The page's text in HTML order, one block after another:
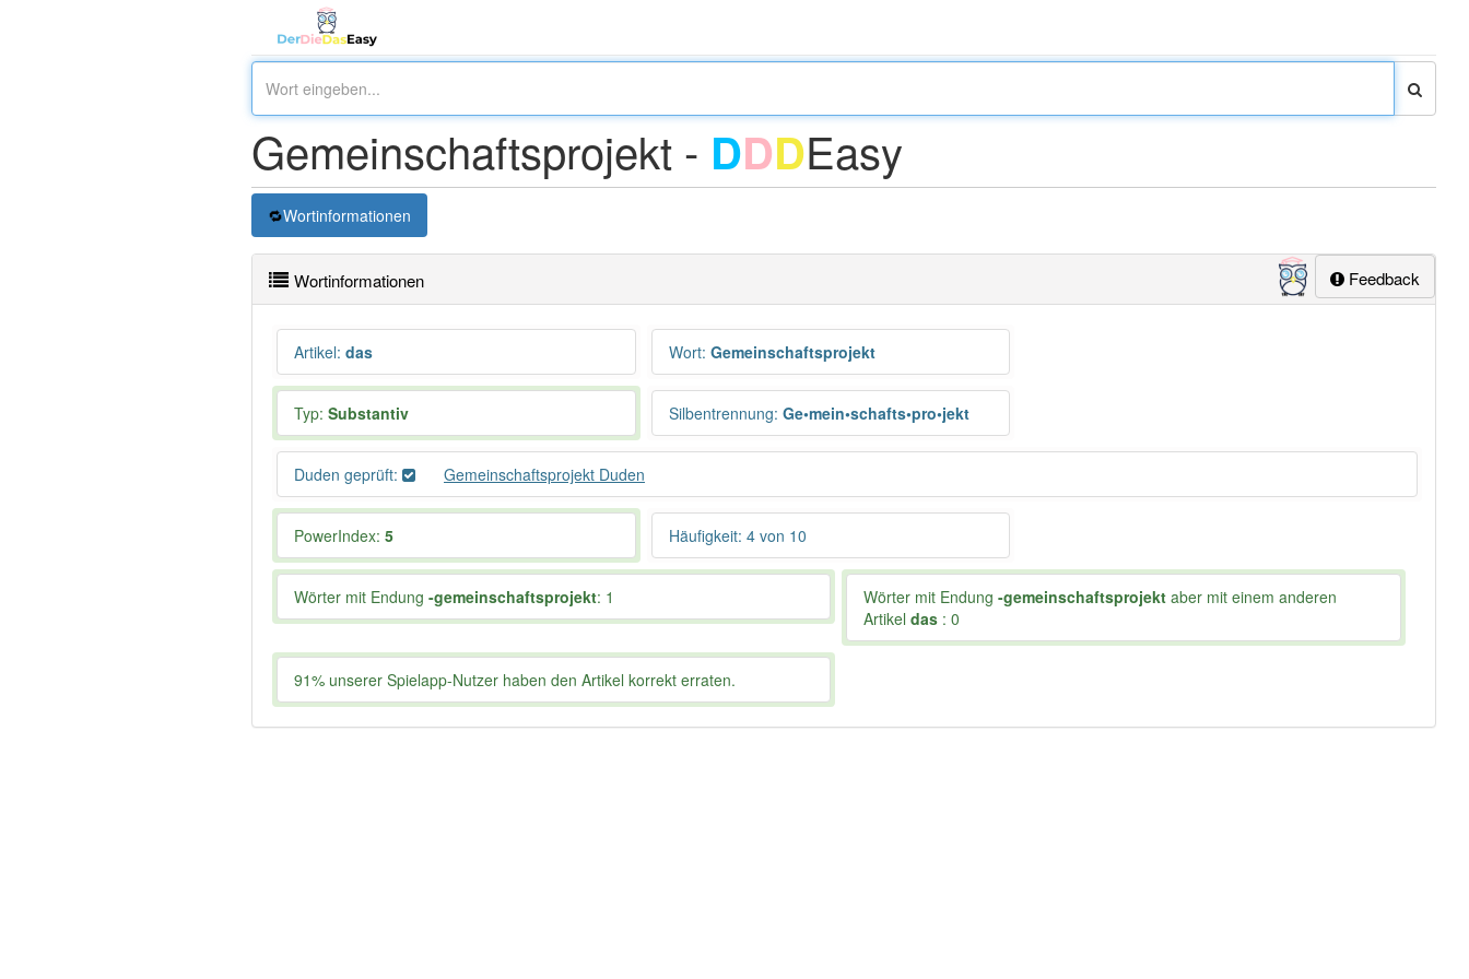
Gemeinschaftsprojekt - DDDEasy
Wortinformationen
Feedback
Wortinformationen
Artikel: das Wort: Gemeinschaftsprojekt
Typ: Substantiv Silbentrennung: Ge•mein•schafts•pro•jekt
Duden geprüft: Gemeinschaftsprojekt Duden
PowerIndex: 5 Häufigkeit: 4 von 10
Wörter mit Endung -gemeinschaftsprojekt: 1 Wörter mit Endung-gemeinschaftsprojekt aber mit einem anderen
Artikeldas : 0
91% unserer Spielapp-Nutzer haben den Artikel korrekt erraten.